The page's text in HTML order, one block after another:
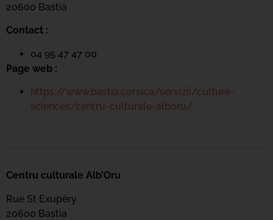
20600 Bastia
Contact :
04 95 47 47 00
Page web :
https://www.bastia.corsica/servizii/culture-
sciences/centru-culturale-alboru/
Centru culturale Alb’Oru
Rue St Exupéry
20600 Bastia